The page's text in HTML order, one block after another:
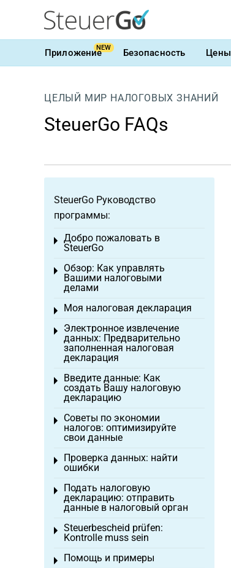
ПриложениеNEW Безопасность Цены
ЦЕЛЫЙ МИР НАЛОГОВЫХ ЗНАНИЙ
SteuerGo FAQs
SteuerGo Руководство
программы:
Добро пожаловать в
SteuerGo
Toggle menu
Обзор: Как управлять
Вашими налоговыми
делами
Toggle menu
Моя налоговая декларация
Toggle menu
Электронное извлечение
данных: Предварительно
заполненная налоговая
декларация
Toggle menu
Введите данные: Как
создать Вашу налоговую
декларацию
Toggle menu
Советы по экономии
налогов: оптимизируйте
свои данные
Toggle menu
Проверка данных: найти
ошибки
Toggle menu
Подать налоговую
декларацию: отправить
данные в налоговый орган
Toggle menu
Steuerbescheid prüfen:
Kontrolle muss sein
Toggle menu
Помощь и примеры
Toggle menu